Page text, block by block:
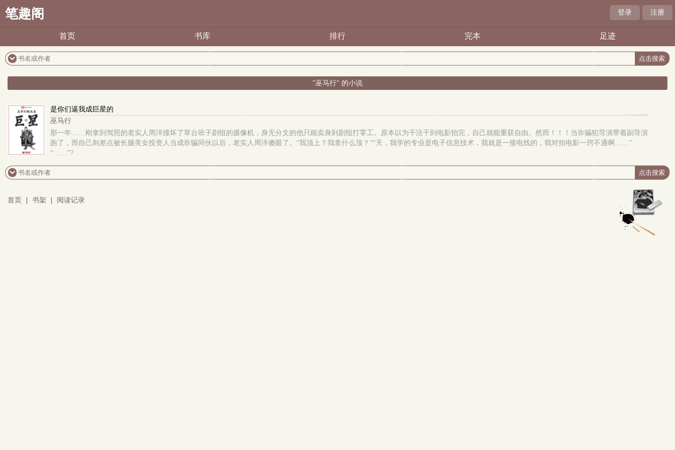
笔趣阁 登录 注册
首页 书库 排行 完本 足迹
"巫马行" 的小说
是你们逼我成巨星的
巫马行
那一年……刚拿到驾照的老实人周洋撞坏了草台班子剧组的摄像机，身无分文的他只能卖身到剧组打零工。原本以为干活干到电影拍完，自己就能重获自由。然而！！！当诈骗犯导演带着副导演
跑了，而自己则差点被长腿美女投资人当成诈骗同伙以后，老实人周洋傻眼了。“我顶上？我拿什么顶？”“天，我学的专业是电子信息技术，我就是一接电线的，我对拍电影一窍不通啊……”
“……”?
首页 书架 阅读记录